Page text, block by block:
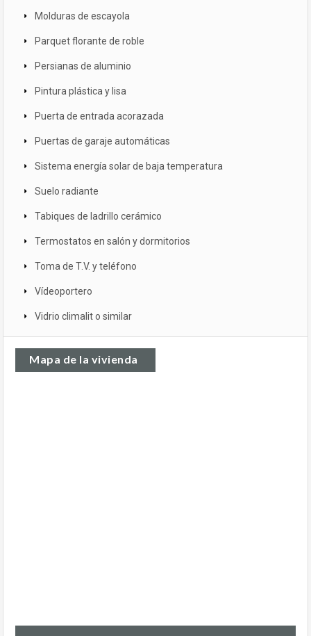
Molduras de escayola
Parquet florante de roble
Persianas de aluminio
Pintura plástica y lisa
Puerta de entrada acorazada
Puertas de garaje automáticas
Sistema energía solar de baja temperatura
Suelo radiante
Tabiques de ladrillo cerámico
Termostatos en salón y dormitorios
Toma de T.V. y teléfono
Vídeoportero
Vidrio climalit o similar
Mapa de la vivienda